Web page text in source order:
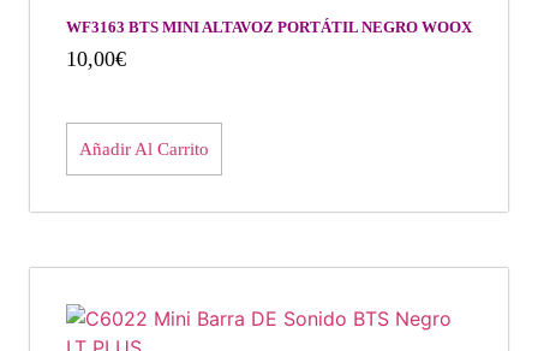
WF3163 BTS MINI ALTAVOZ PORTÁTIL NEGRO WOOX
10,00€
Añadir Al Carrito